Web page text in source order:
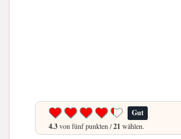
Gut
4.3von fünf punkten /21 wählen.